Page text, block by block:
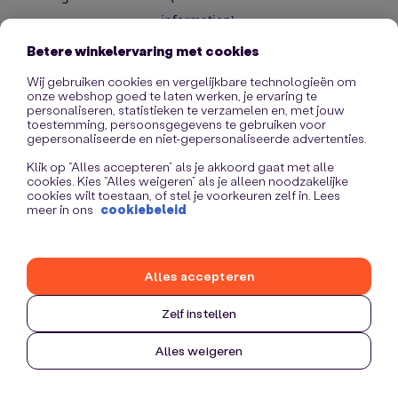
information).
Betere winkelervaring met cookies
Wij gebruiken cookies en vergelijkbare technologieën om
onze webshop goed te laten werken, je ervaring te
personaliseren, statistieken te verzamelen en, met jouw
toestemming, persoonsgegevens te gebruiken voor
gepersonaliseerde en niet-gepersonaliseerde advertenties.
Klik op “Alles accepteren” als je akkoord gaat met alle
cookies. Kies “Alles weigeren” als je alleen noodzakelijke
cookies wilt toestaan, of stel je voorkeuren zelf in. Lees
meer in ons cookiebeleid
Zelf instellen
Alles weigeren
Alles accepteren